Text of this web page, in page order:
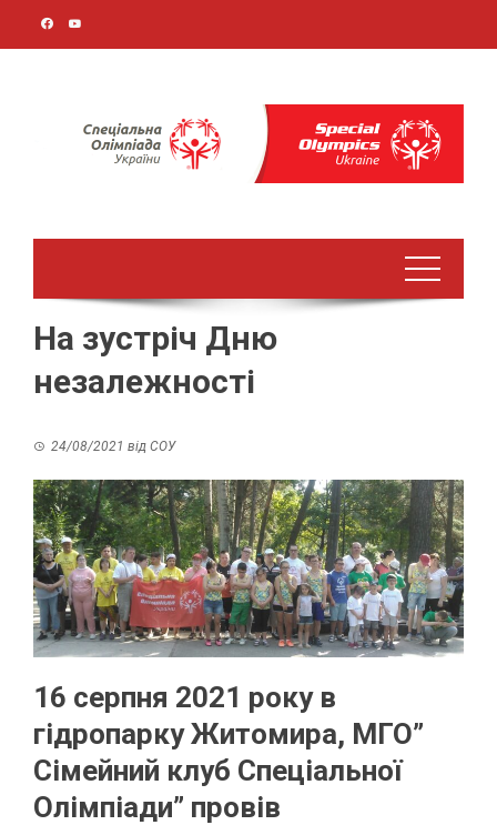
На зустріч Дню
незалежності
24/08/2021 від СОУ
16 серпня 2021 року в
гідропарку Житомира, МГО”
Сімейний клуб Спеціальної
Олімпіади” провів